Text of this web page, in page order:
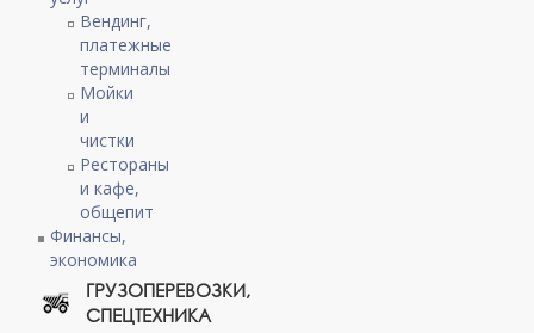
Вендинг,
платежные
терминалы
Мойки
и
чистки
Рестораны
и кафе,
общепит
Финансы,
экономика
ГРУЗОПЕРЕВОЗКИ,
СПЕЦТЕХНИКА